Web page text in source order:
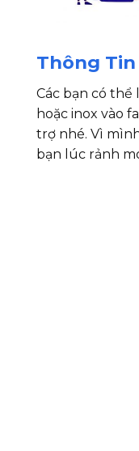
Thông Tin
Các bạn có thể
hoặc inox vào
trợ nhé. Vì
bạn lúc rảnh